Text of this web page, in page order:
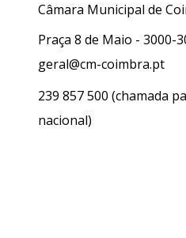
Câmara Municipal de
Praça 8 de Maio - 3000-
geral@cm-coimbra.pt
239 857 500 (chamada
nacional)